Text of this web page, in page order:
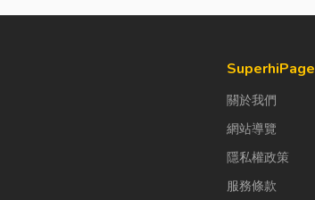
SuperhiPage
關於我們
網站導覽
隱私權政策
服務條款